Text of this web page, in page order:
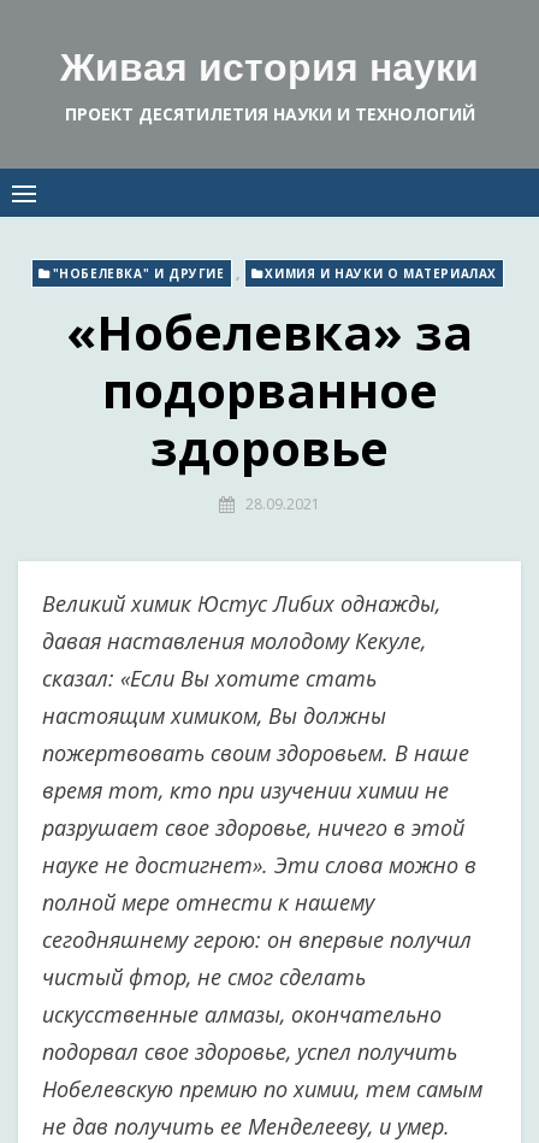
contentЖивая история науки
ПРОЕКТ ДЕСЯТИЛЕТИЯ НАУКИ И ТЕХНОЛОГИЙ
"НОБЕЛЕВКА" И ДРУГИЕ , ХИМИЯ И НАУКИ О МАТЕРИАЛАХ
«Нобелевка» за
подорванное
здоровье
28.09.2021
Великий химик Юстус Либих однажды,
давая наставления молодому Кекуле,
сказал: «Если Вы хотите стать
настоящим химиком, Вы должны
пожертвовать своим здоровьем. В наше
время тот, кто при изучении химии не
разрушает свое здоровье, ничего в этой
науке не достигнет». Эти слова можно в
полной мере отнести к нашему
сегодняшнему герою: он впервые получил
чистый фтор, не смог сделать
искусственные алмазы, окончательно
подорвал свое здоровье, успел получить
Нобелевскую премию по химии, тем самым
не дав получить ее Менделееву, и умер.